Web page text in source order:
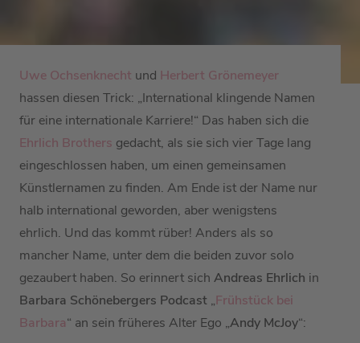
Uwe Ochsenknecht und Herbert Grönemeyer
hassen diesen Trick: „International klingende Namen
für eine internationale Karriere!“ Das haben sich die
Ehrlich Brothers gedacht, als sie sich vier Tage lang
eingeschlossen haben, um einen gemeinsamen
Künstlernamen zu finden. Am Ende ist der Name nur
halb international geworden, aber wenigstens
ehrlich. Und das kommt rüber! Anders als so
mancher Name, unter dem die beiden zuvor solo
gezaubert haben. So erinnert sich Andreas Ehrlich in
Barbara Schönebergers Podcast „Frühstück bei
Barbara“ an sein früheres Alter Ego „Andy McJoy“: